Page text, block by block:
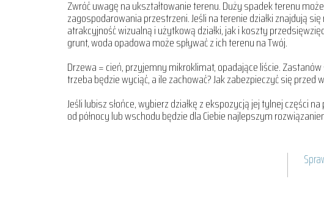
Zwróć uwagę na ukształtowanie terenu. Duży spadek terenu
zagospodarowania przestrzeni. Jeśli na terenie działki znajdują
atrakcyjność wizualną i użytkową działki, jak i koszty
grunt, woda opadowa może spływać z ich terenu na Twój.
Drzewa = cień, przyjemny mikroklimat, opadające liście.
trzeba będzie wyciąć, a ile zachować? Jak zabezpieczyć się
Jeśli lubisz słońce, wybierz działkę z ekspozycją jej tylnej części
od północy lub wschodu będzie dla Ciebie najlepszym